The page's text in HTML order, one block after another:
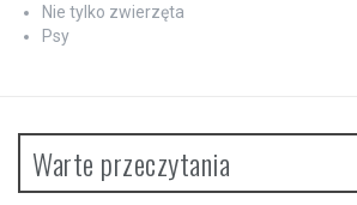
Nie tylko zwierzęta
Psy
Warte przeczytania